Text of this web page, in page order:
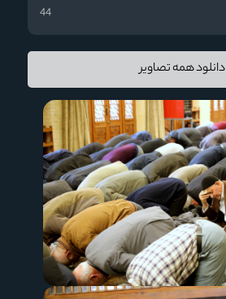
44
دانلود همه تصاویر